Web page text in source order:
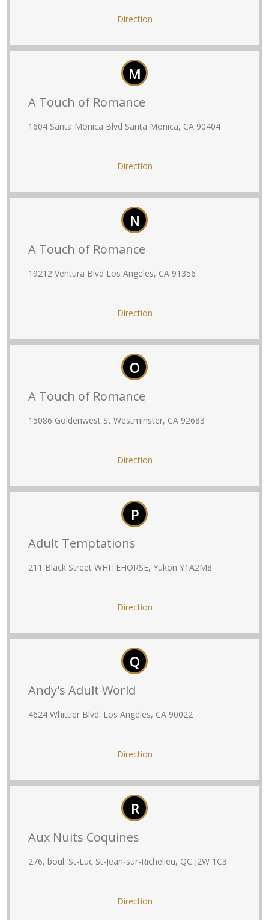
Direction
M
A Touch of Romance
1604 Santa Monica Blvd Santa Monica, CA 90404
Direction
N
A Touch of Romance
19212 Ventura Blvd Los Angeles, CA 91356
Direction
O
A Touch of Romance
15086 Goldenwest St Westminster, CA 92683
Direction
P
Adult Temptations
211 Black Street WHITEHORSE, Yukon Y1A2M8
Direction
Q
Andy's Adult World
4624 Whittier Blvd. Los Angeles, CA 90022
Direction
R
Aux Nuits Coquines
276, boul. St-Luc St-Jean-sur-Richelieu, QC J2W 1C3
Direction